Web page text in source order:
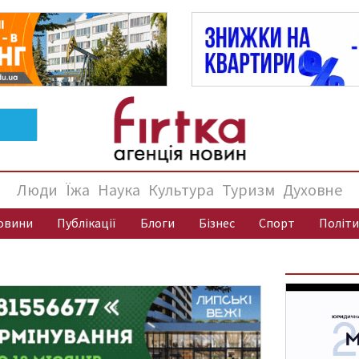
Люди Їжа Наука Культура Туризм Духовне
Публікації Блоги Бізнес Спорт